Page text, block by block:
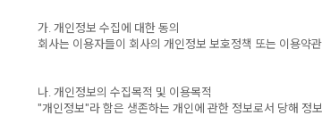
가. 개인정보 수집에 대한 동의
회사는 이용자들이 회사의 개인정보 보호정책 또는 이용약
나. 개인정보의 수집목적 및 이용목적
"개인정보"라 함은 생존하는 개인에 관한 정보로서 당해 정